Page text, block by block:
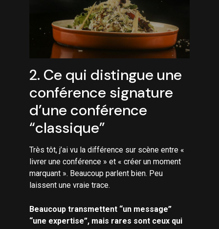
2. Ce qui distingue une
conférence signature
d’une conférence
“classique”
Très tôt, j’ai vu la différence sur scène entre «
livrer une conférence » et « créer un moment
marquant ». Beaucoup parlent bien. Peu
laissent une vraie trace.
Beaucoup transmettent “un message”
“une expertise”, mais rares sont ceux qui